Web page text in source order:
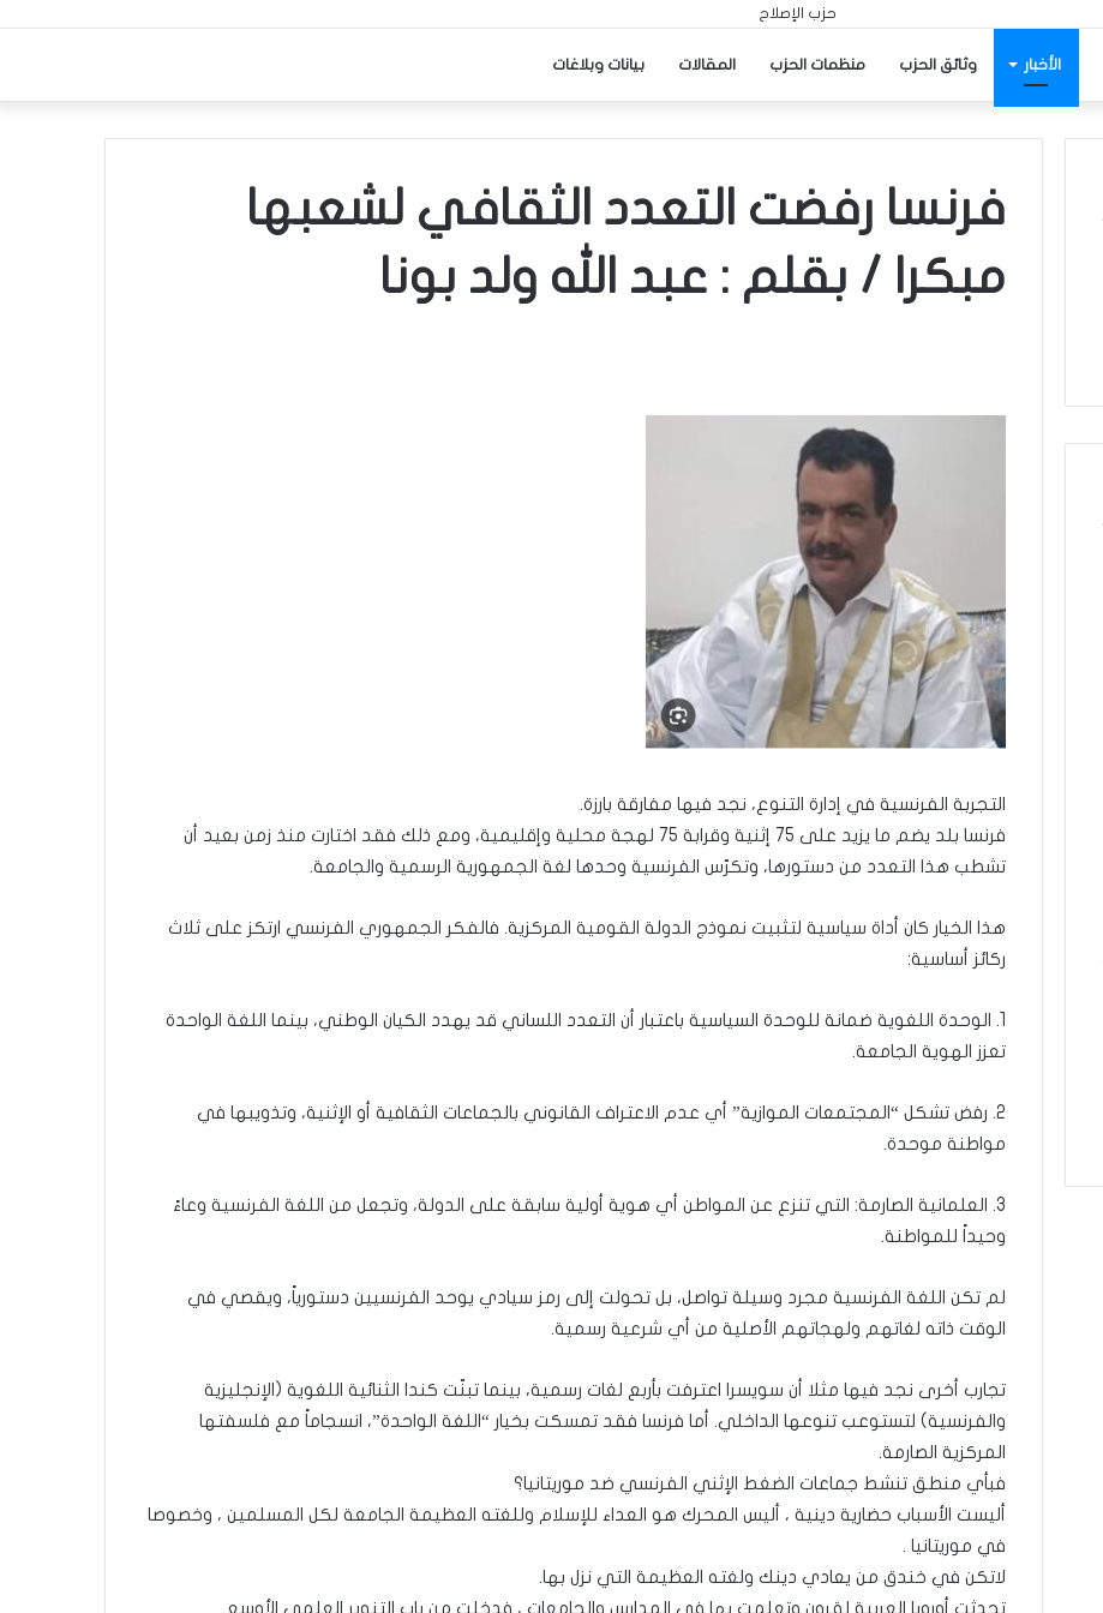
الأخبار وثائق الحزب منظمات الحزب المقالات بيانات وبلاغات
فرنسا رفضت التعدد الثقافي لشعبها
مبكرا / بقلم : عبد الله ولد بونا
التجربة الفرنسية في إدارة التنوع، نجد فيها مفارقة بارزة.
فرنسا بلد يضم ما يزيد على 75 إثنية وقرابة 75 لهجة محلية وإقليمية، ومع ذلك فقد اختارت منذ زمن بعيد أن
تشطب هذا التعدد من دستورها، وتكرّس الفرنسية وحدها لغة الجمهورية الرسمية والجامعة.
هذا الخيار كان أداة سياسية لتثبيت نموذج الدولة القومية المركزية. فالفكر الجمهوري الفرنسي ارتكز على ثلاث
ركائز أساسية:
1. الوحدة اللغوية ضمانة للوحدة السياسية باعتبار أن التعدد اللساني قد يهدد الكيان الوطني، بينما اللغة الواحدة
تعزز الهوية الجامعة.
2. رفض تشكل “المجتمعات الموازية” أي عدم الاعتراف القانوني بالجماعات الثقافية أو الإثنية، وتذويبها في
مواطنة موحدة.
3. العلمانية الصارمة: التي تنزع عن المواطن أي هوية أولية سابقة على الدولة، وتجعل من اللغة الفرنسية وعاءً
وحيداً للمواطنة.
لم تكن اللغة الفرنسية مجرد وسيلة تواصل، بل تحولت إلى رمز سيادي يوحد الفرنسيين دستورياً، ويقصي في
الوقت ذاته لغاتهم ولهجاتهم الأصلية من أي شرعية رسمية.
تجارب أخرى نجد فيها مثلا أن سويسرا اعترفت بأربع لغات رسمية، بينما تبنّت كندا الثنائية اللغوية (الإنجليزية
والفرنسية) لتستوعب تنوعها الداخلي. أما فرنسا فقد تمسكت بخيار “اللغة الواحدة”، انسجاماً مع فلسفتها
المركزية الصارمة.
فبأي منطق تنشط جماعات الضغط الإثني الفرنسي ضد موريتانيا؟
أليست الأسباب حضارية دينية ، أليس المحرك هو العداء للإسلام وللغته العظيمة الجامعة لكل المسلمين ، وخصوصا
في موريتانيا .
لاتكن في خندق من يعادي دينك ولغته العظيمة التي نزل بها.
تحدثت أوروبا العربية لقرون وتعلمت بها في المدارس والجامعات ، فدخلت من باب التنوير العلمي الأوسع.